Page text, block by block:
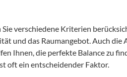
verschiedene Kriterien
und das Raumangebot. Auch die
Ihnen, die perfekte Balance zu
oft ein entscheidender Faktor.